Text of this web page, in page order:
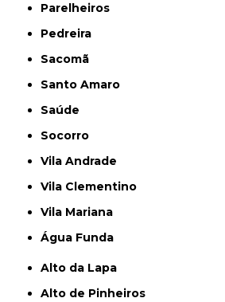
Parelheiros
Pedreira
Sacomã
Santo Amaro
Saúde
Socorro
Vila Andrade
Vila Clementino
Vila Mariana
Água Funda
Alto da Lapa
Alto de Pinheiros